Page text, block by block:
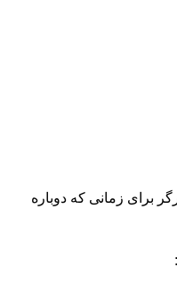
برای زمانی که دوباره